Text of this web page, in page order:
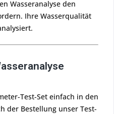
Wasseranalyse den
Ihre Wasserqualität
Test-Set einfach in den
der Bestellung unser Test-